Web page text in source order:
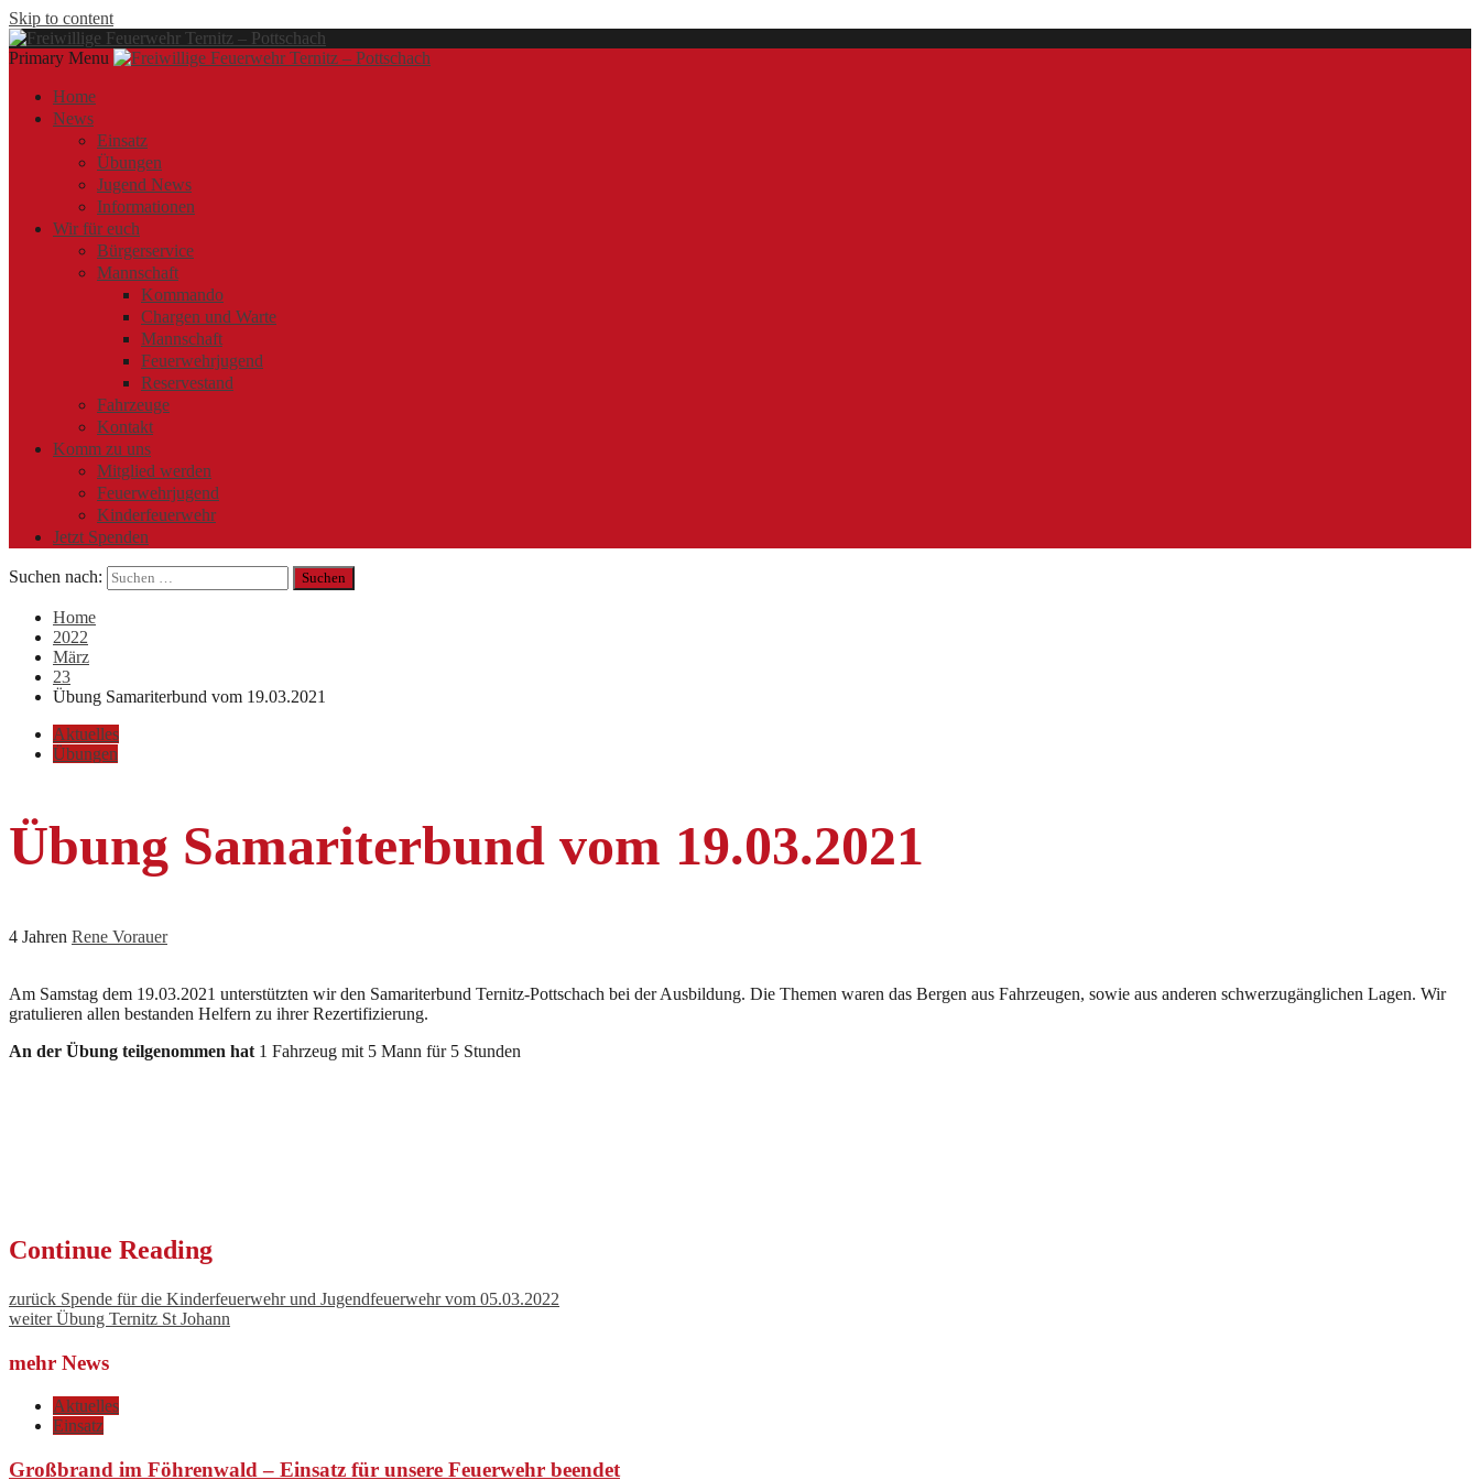
Skip to content
Primary Menu
Freiwillige Feuerwehr Ternitz – Pottschach
Home
News
Einsatz
Übungen
Jugend News
Informationen
Wir für euch
Bürgerservice
Mannschaft
Kommando
Chargen und Warte
Mannschaft
Feuerwehrjugend
Reservestand
Fahrzeuge
Kontakt
Komm zu uns
Mitglied werden
Feuerwehrjugend
Kinderfeuerwehr
Jetzt Spenden
Suchen nach:
Home
2022
März
23
Übung Samariterbund vom 19.03.2021
Aktuelles
Übungen
Übung Samariterbund vom 19.03.2021
4 Jahren Rene Vorauer
Am Samstag dem 19.03.2021 unterstützten wir den Samariterbund Ternitz-Pottschach bei der Ausbildung. Die Themen waren das Bergen aus Fahrzeugen, sowie aus anderen schwerzugänglichen Lagen. Wir
gratulieren allen bestanden Helfern zu ihrer Rezertifizierung.
An der Übung teilgenommen hat 1 Fahrzeug mit 5 Mann für 5 Stunden
Continue Reading
zurück Spende für die Kinderfeuerwehr und Jugendfeuerwehr vom 05.03.2022
weiterÜbung Ternitz St Johann
mehr News
Aktuelles
Einsatz
Großbrand im Föhrenwald – Einsatz für unsere Feuerwehr beendet